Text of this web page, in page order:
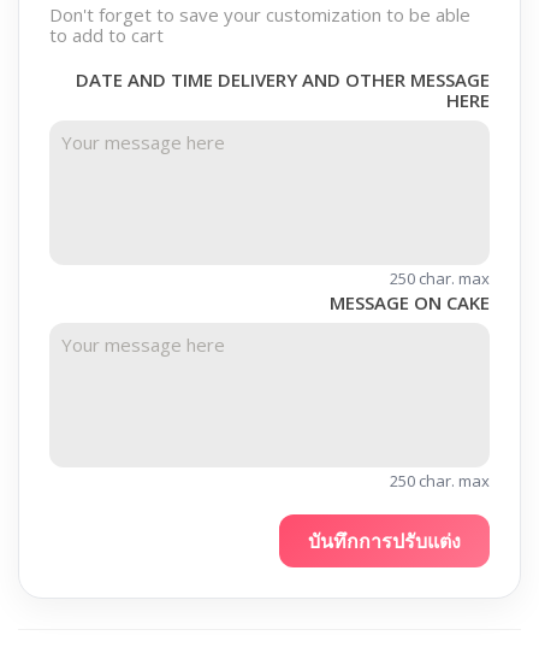
Don't forget to save your customization to be able
to add to cart
DATE AND TIME DELIVERY AND OTHER MESSAGE
HERE
250 char. max
MESSAGE ON CAKE
250 char. max
บันทึกการปรับแต่ง